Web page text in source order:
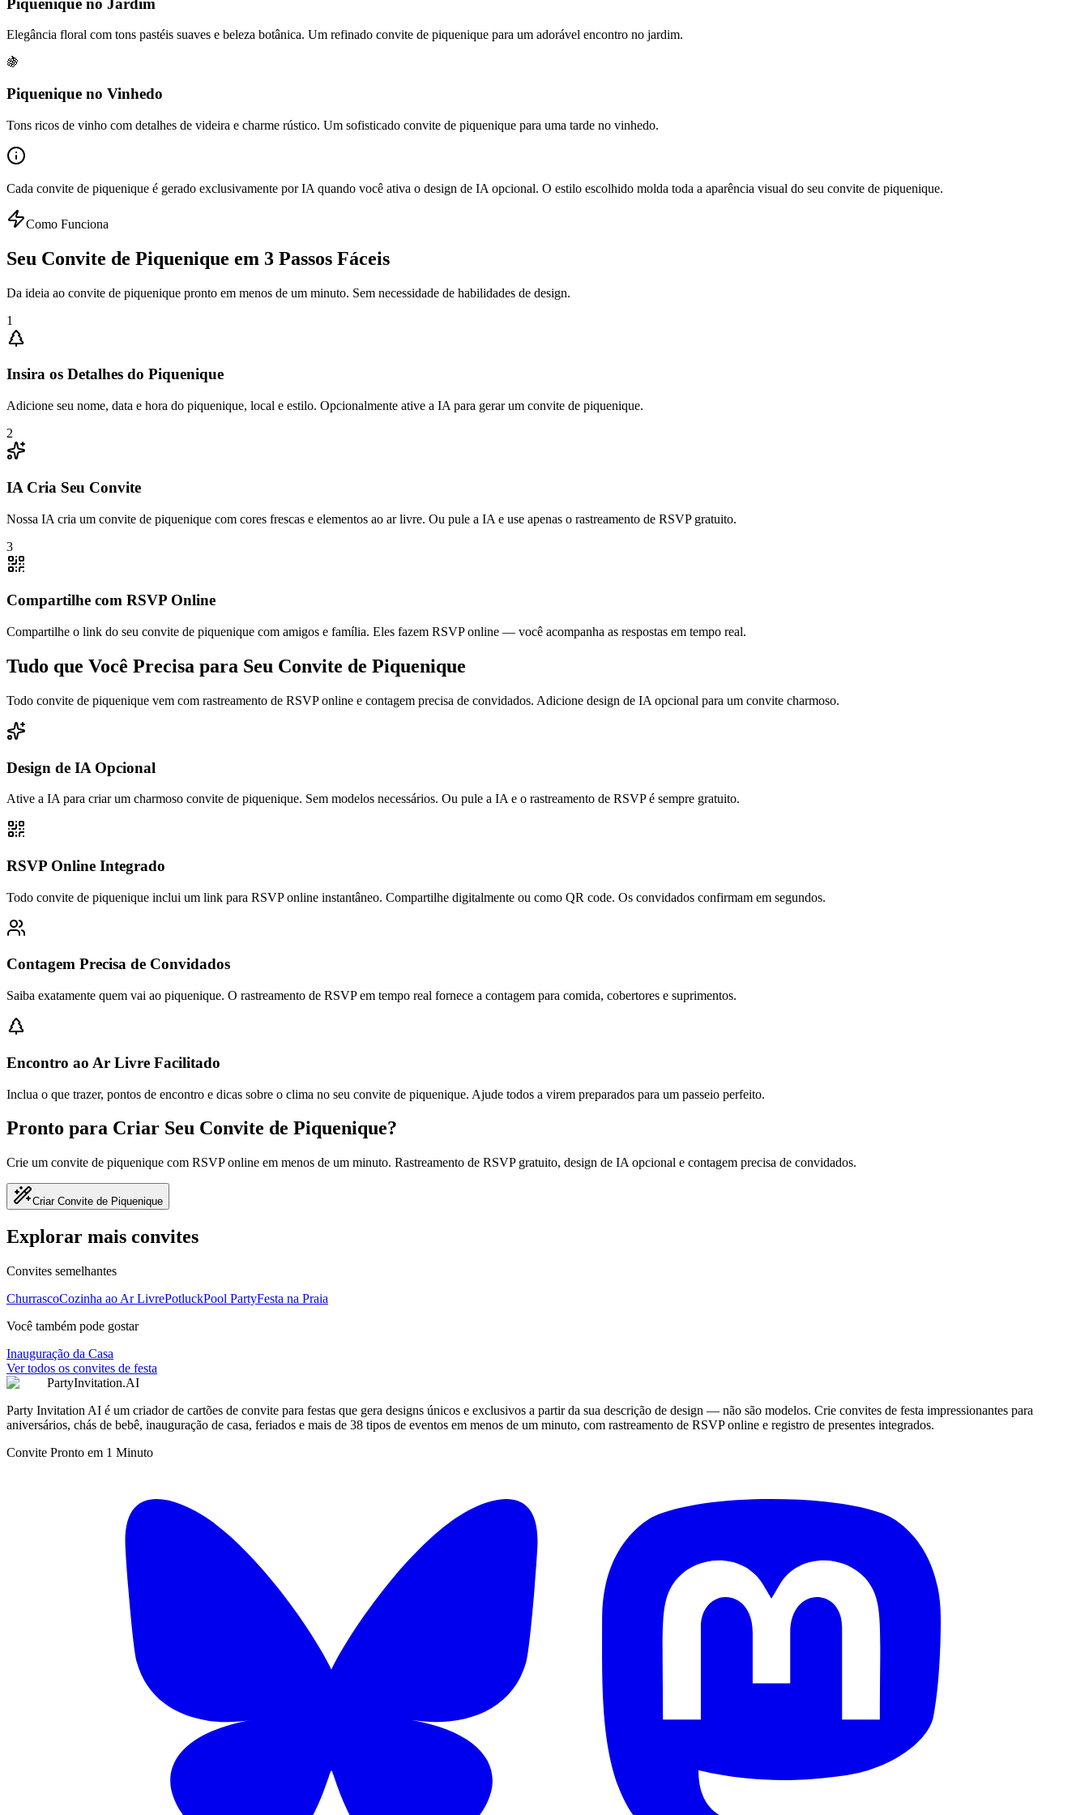
Piquenique no Jardim
Elegância floral com tons pastéis suaves e beleza botânica. Um refinado convite de piquenique para um adorável encontro no jardim.
🍇
Piquenique no Vinhedo
Tons ricos de vinho com detalhes de videira e charme rústico. Um sofisticado convite de piquenique para uma tarde no vinhedo.
Cada convite de piquenique é gerado exclusivamente por IA quando você ativa o design de IA opcional. O estilo escolhido molda toda a aparência visual do seu convite de piquenique.
Como Funciona
Seu Convite de Piquenique em 3 Passos Fáceis
Da ideia ao convite de piquenique pronto em menos de um minuto. Sem necessidade de habilidades de design.
1
Insira os Detalhes do Piquenique
Adicione seu nome, data e hora do piquenique, local e estilo. Opcionalmente ative a IA para gerar um convite de piquenique.
2
IA Cria Seu Convite
Nossa IA cria um convite de piquenique com cores frescas e elementos ao ar livre. Ou pule a IA e use apenas o rastreamento de RSVP gratuito.
3
Compartilhe com RSVP Online
Compartilhe o link do seu convite de piquenique com amigos e família. Eles fazem RSVP online — você acompanha as respostas em tempo real.
Tudo que Você Precisa para Seu Convite de Piquenique
Todo convite de piquenique vem com rastreamento de RSVP online e contagem precisa de convidados. Adicione design de IA opcional para um convite charmoso.
Design de IA Opcional
Ative a IA para criar um charmoso convite de piquenique. Sem modelos necessários. Ou pule a IA e o rastreamento de RSVP é sempre gratuito.
RSVP Online Integrado
Todo convite de piquenique inclui um link para RSVP online instantâneo. Compartilhe digitalmente ou como QR code. Os convidados confirmam em segundos.
Contagem Precisa de Convidados
Saiba exatamente quem vai ao piquenique. O rastreamento de RSVP em tempo real fornece a contagem para comida, cobertores e suprimentos.
Encontro ao Ar Livre Facilitado
Inclua o que trazer, pontos de encontro e dicas sobre o clima no seu convite de piquenique. Ajude todos a virem preparados para um passeio perfeito.
Pronto para Criar Seu Convite de Piquenique?
Crie um convite de piquenique com RSVP online em menos de um minuto. Rastreamento de RSVP gratuito, design de IA opcional e contagem precisa de convidados.
Criar Convite de Piquenique
Explorar mais convites
Convites semelhantes
ChurrascoCozinha ao Ar LivrePotluckPool PartyFesta na Praia
Você também pode gostar
Inauguração da Casa
Ver todos os convites de festa
PartyInvitation.AI
Party Invitation AI é um criador de cartões de convite para festas que gera designs únicos e exclusivos a partir da sua descrição de design — não são modelos. Crie convites de festa impressionantes para
aniversários, chás de bebê, inauguração de casa, feriados e mais de 38 tipos de eventos em menos de um minuto, com rastreamento de RSVP online e registro de presentes integrados.
Convite Pronto em 1 Minuto